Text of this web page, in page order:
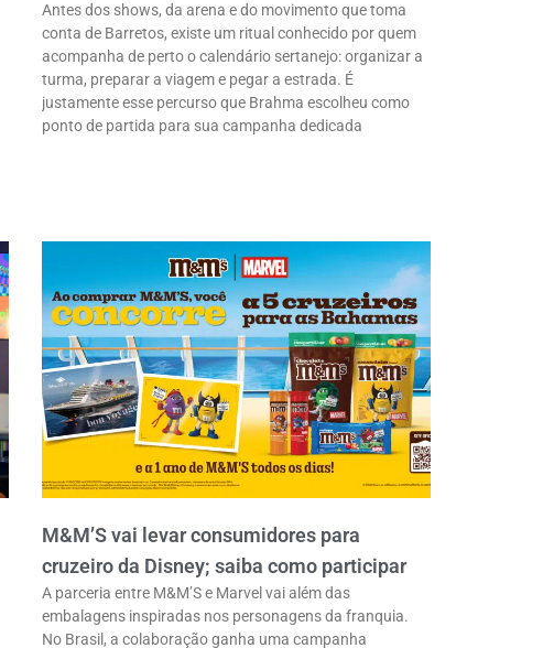
Antes dos shows, da arena e do movimento que toma
conta de Barretos, existe um ritual conhecido por quem
acompanha de perto o calendário sertanejo: organizar a
turma, preparar a viagem e pegar a estrada. É
justamente esse percurso que Brahma escolheu como
ponto de partida para sua campanha dedicada
M&M’S vai levar consumidores para
cruzeiro da Disney; saiba como participar
A parceria entre M&M’S e Marvel vai além das
embalagens inspiradas nos personagens da franquia.
No Brasil, a colaboração ganha uma campanha